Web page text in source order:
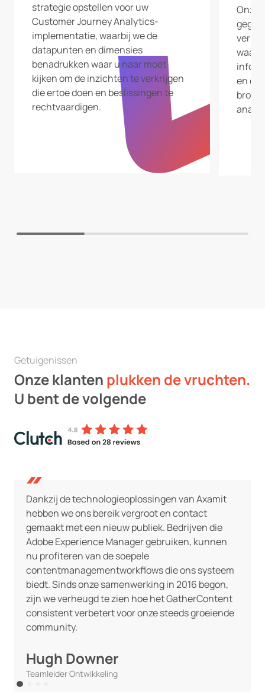
strategie opstellen voor uw
Customer Journey Analytics-
implementatie, waarbij we de
datapunten en dimensies
benadrukken waar u naar moet
kijken om de inzichten te verkrijgen
die ertoe doen en beslissingen te
rechtvaardigen.
Onze
en
bron
Getuigenissen
Onze klanten plukken de vruchten.
U bent de volgende
Dankzij de technologieoplossingen vanAxamit
hebben we ons bereik vergroot en contact
gemaakt met een nieuw publiek. Bedrijven die
Adobe Experience Manager gebruiken, kunnen
nu profiteren van de soepele
contentmanagementworkflows die ons systeem
biedt. Sinds onze samenwerking in 2016 begon,
zijn we verheugd te zien hoe het GatherContent
consistent verbetert voor onze steeds groeiende
community.
Hugh Downer
Teamleider Ontwikkeling